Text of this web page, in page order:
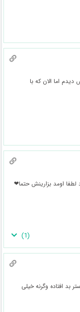
اما الان که با
اومد بزارینش حتما❤
(
1
)
افتاده وگرنه خیلی